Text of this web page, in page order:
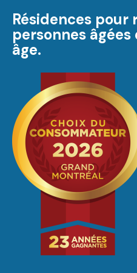
Résidences pour
personnes
âge.